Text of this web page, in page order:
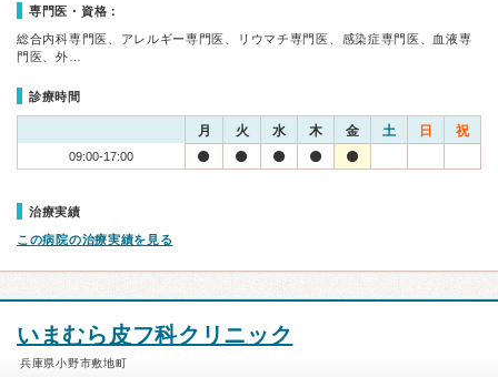
専門医・資格：
総合内科専門医、アレルギー専門医、リウマチ専門医、感染症専門医、血液専
門医、外…
診療時間
月 火 水 木 金 土 日 祝
09:00-17:00
治療実績
この病院の治療実績を見る
いまむら皮フ科クリニック
兵庫県小野市敷地町